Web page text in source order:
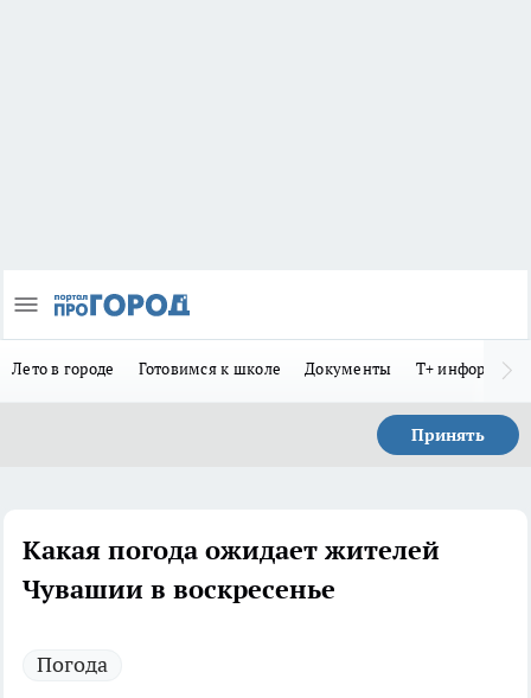
Лето в городе Готовимся к школе Документы Т+
Принять
Какая погода ожидает жителей
Чувашии в воскресенье
Погода